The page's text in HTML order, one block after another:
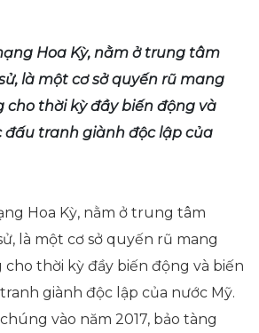
Hoa Kỳ, nằm ở trung tâm
là một cơ sở quyến rũ mang
cho thời kỳ đầy biến động và
đấu tranh giành độc lập của
Hoa Kỳ, nằm ở trung tâm
là một cơ sở quyến rũ mang
cho thời kỳ đầy biến động và biến
giành độc lập của nước Mỹ.
vào năm 2017, bảo tàng